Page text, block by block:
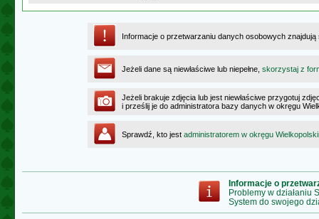
Informacje o przetwarzaniu danych osobowych
Jeżeli dane są niewłaściwe lub niepełne, skorzystaj z
Jeżeli brakuje zdjęcia lub jest niewłaściwe przygotuj
i prześlij je do administratora bazy danych w okręgu
Sprawdź, kto jest administratorem w okręgu
Informacje o
Problemy w działaniu
System do swojego